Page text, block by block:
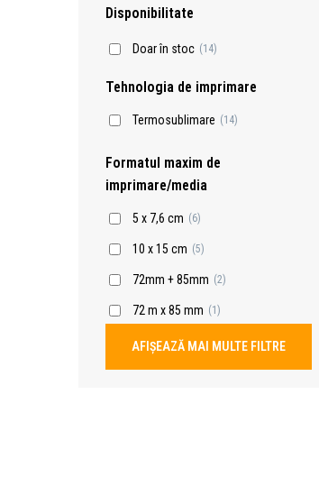
Disponibilitate
Doar în stoc (14)
Tehnologia de imprimare
Termosublimare (14)
Formatul maxim de
imprimare/media
5 x 7,6 cm (6)
10 x 15 cm (5)
72mm + 85mm (2)
72 m x 85 mm (1)
AFIȘEAZĂ MAI MULTE FILTRE